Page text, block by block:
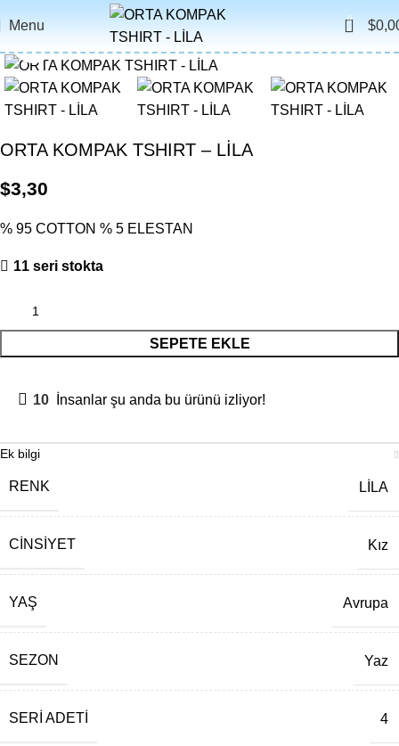
Menu 0 $
Click to enlarge
ORTA KOMPAK TSHIRT – LİLA
$3,30
% 95 COTTON % 5 ELESTAN
11 seri stokta
SEPETE EKLE
10 İnsanlar şu anda bu ürünü izliyor!
Ek bilgi
RENK LİLA
CINSIYET Kız
YAŞ Avrupa
SEZON Yaz
SERI ADETI 4